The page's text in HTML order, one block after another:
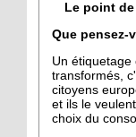
Le point
Que pensez-
Un
transformés,
citoyens
et ils le
choix du